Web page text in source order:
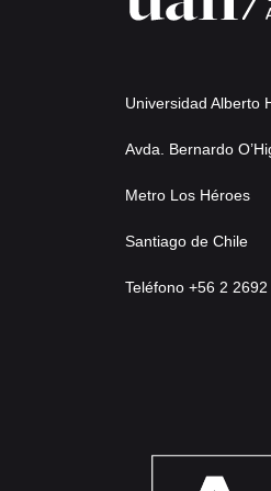
Universidad Alberto
Avda. Bernardo
Metro Los Héroes
Santiago de Chile
Teléfono +56 2